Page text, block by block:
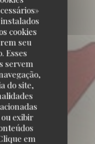
cookies
seu
Esses
servem
do site,
exibir
em